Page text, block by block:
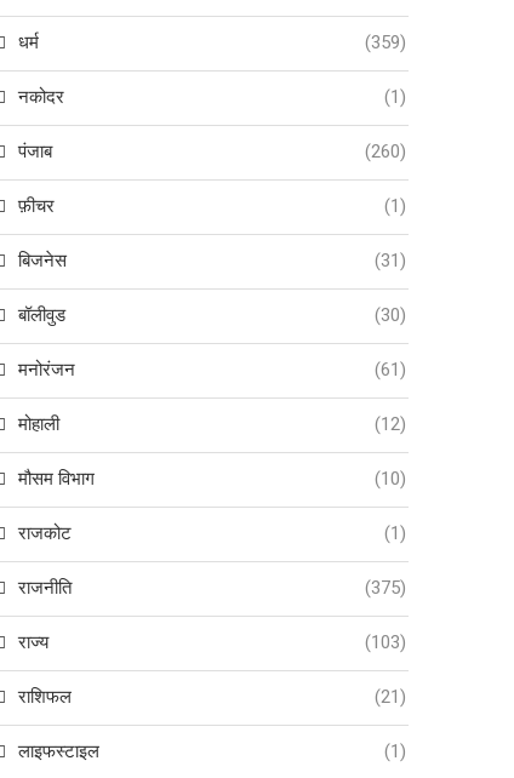
धर्म (359)
नकोदर (1)
पंजाब (260)
फ़ीचर (1)
बिजनेस (31)
बॉलीवुड (30)
मनोरंजन (61)
मोहाली (12)
मौसम विभाग (10)
राजकोट (1)
राजनीति (375)
राज्य (103)
राशिफल (21)
लाइफस्टाइल (1)